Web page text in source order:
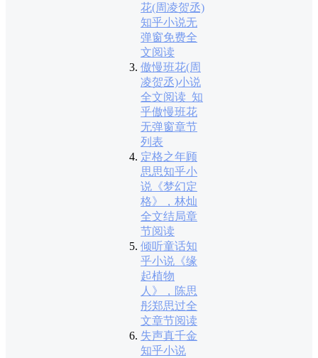
花(周凌贺丞)
知乎小说无
弹窗免费全
文阅读
傲慢班花(周
凌贺丞)小说
全文阅读_知
乎傲慢班花
无弹窗章节
列表
定格之年顾
思思知乎小
说《梦幻定
格》，林灿
全文结局章
节阅读
倾听童话知
乎小说《缘
起植物
人》，陈思
彤郑思过全
文章节阅读
失声真千金
知乎小说